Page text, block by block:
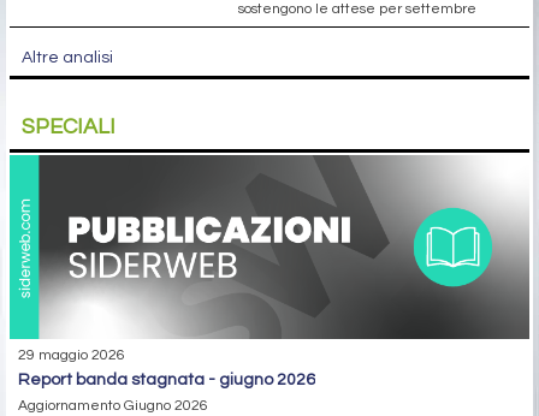
sostengono le attese per settembre
Altre analisi
SPECIALI
29 maggio 2026
report banda stagnata - giugno 2026
Aggiornamento Giugno 2026